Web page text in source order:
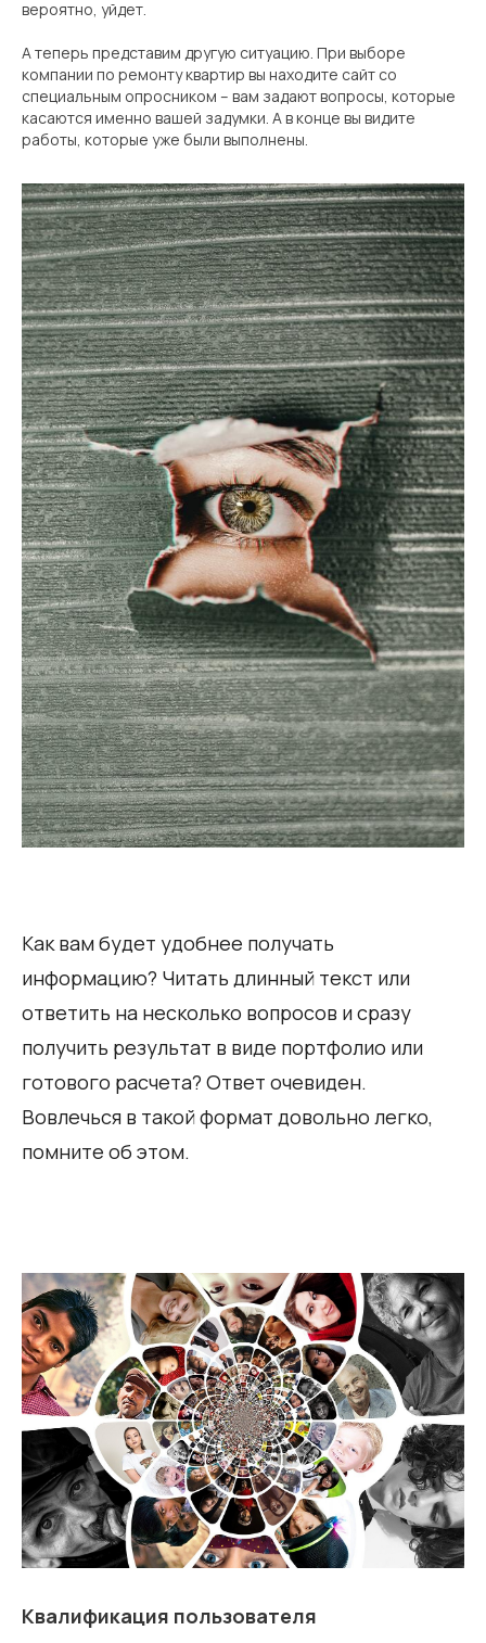
вероятно, уйдет.
А теперь представим другую ситуацию. При выборе
компании по ремонту квартир вы находите сайт со
специальным опросником – вам задают вопросы, которые
касаются именно вашей задумки. А в конце вы видите
работы, которые уже были выполнены.
Как вам будет удобнее получать
информацию? Читать длинный текст или
ответить на несколько вопросов и сразу
получить результат в виде портфолио или
готового расчета? Ответ очевиден.
Вовлечься в такой формат довольно легко,
помните об этом.
Квалификация пользователя